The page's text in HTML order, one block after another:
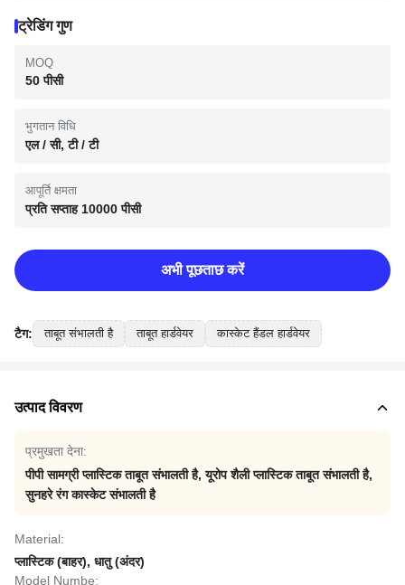
ट्रेडिंग गुण
MOQ
50 पीसी
भुगतान विधि
एल / सी, टी / टी
आपूर्ति क्षमता
प्रति सप्ताह 10000 पीसी
अभी पूछताछ करें
टैग: ताबूत संभालती है ताबूत हार्डवेयर कास्केट हैंडल हार्डवेयर
उत्पाद विवरण
प्रमुखता देना:
पीपी सामग्री प्लास्टिक ताबूत संभालती है,यूरोप शैली प्लास्टिक ताबूत संभालती है,
सुनहरे रंग कास्केट संभालती है
Material:
प्लास्टिक (बाहर), धातु (अंदर)
Model Numbe: